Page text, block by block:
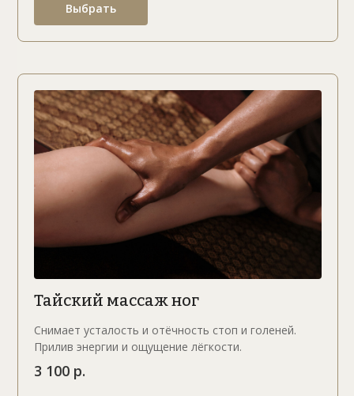
Выбрать
Тайский массаж ног
Снимает усталость и отёчность стоп и голеней.
Прилив энергии и ощущение лёгкости.
3 100 р.